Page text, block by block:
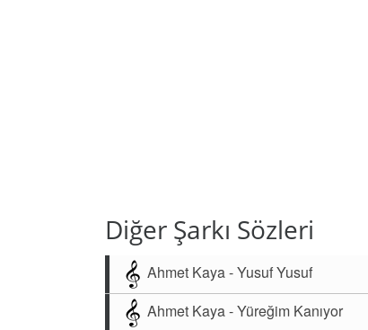
Diğer Şarkı Sözleri
Ahmet Kaya - Yusuf Yusuf
Ahmet Kaya - Yüreğim Kanıyor